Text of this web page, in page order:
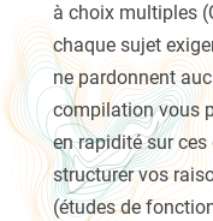
à choix multiples
chaque sujet
ne pardonnent
compilation vous
en rapidité sur
structurer vos
(études de